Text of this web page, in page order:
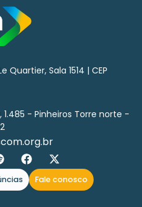
Quartier, Sala 1514 | CEP
1.485 - Pinheiros Torre norte -
Fale conosco